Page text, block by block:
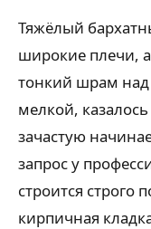
Тяжёлый
широкие плечи,
тонкий шрам
мелкой,
зачастую
запрос у
строится строго
кирпичная